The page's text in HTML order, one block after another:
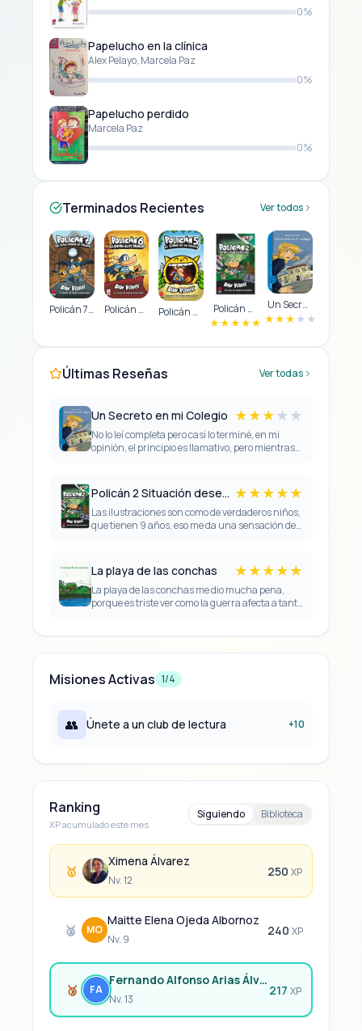
0%
Papelucho en la clínica
Alex Pelayo, Marcela Paz
0%
Papelucho perdido
Marcela Paz
0%
Terminados Recientes Ver todos
Policán 7: Por quién ruedan las pelotas Policán 6 La Camada De Los Salvajes Policán 5 El señor de las pulgas
Policán 2 Situación desesperada
★★★★★
Un Secreto en mi Colegio
★★★ ★ ★
Últimas Reseñas Ver todas
Un Secreto en mi Colegio ★★★★★
No lo leí completa pero casi lo terminé, en mi
opinión, el principio es llamativo, pero mientras
Policán 2 Situación desesperada ★★★★★
Las ilustraciones son como de verdaderos niños,
que tienen 9 años, eso me da una sensación de
La playa de las conchas ★★★★★
La playa de las conchas me dio mucha pena,
porque es triste ver como la guerra afecta a tanto
Misiones Activas 1/4
👥 Únete a un club de lectura +10
Ranking
XP acumulado este mes
Siguiendo Biblioteca
🥇
Ximena Álvarez
Nv. 12
250 XP
🥈 MO
Maitte Elena Ojeda Albornoz
Nv. 9
240 XP
🥉 FA
Fernando Alfonso Arias Álvarez
Nv. 13
217 XP